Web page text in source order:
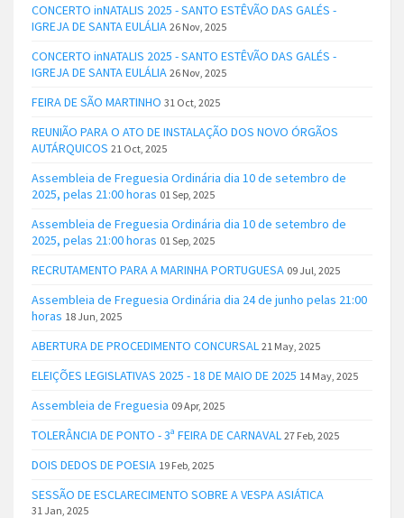
CONCERTO inNATALIS 2025 - SANTO ESTÊVÃO DAS GALÉS -
IGREJA DE SANTA EULÁLIA 26 Nov, 2025
CONCERTO inNATALIS 2025 - SANTO ESTÊVÃO DAS GALÉS -
IGREJA DE SANTA EULÁLIA 26 Nov, 2025
FEIRA DE SÃO MARTINHO 31 Oct, 2025
REUNIÃO PARA O ATO DE INSTALAÇÃO DOS NOVO ÓRGÃOS
AUTÁRQUICOS 21 Oct, 2025
Assembleia de Freguesia Ordinária dia 10 de setembro de
2025, pelas 21:00 horas 01 Sep, 2025
Assembleia de Freguesia Ordinária dia 10 de setembro de
2025, pelas 21:00 horas 01 Sep, 2025
RECRUTAMENTO PARA A MARINHA PORTUGUESA 09 Jul, 2025
Assembleia de Freguesia Ordinária dia 24 de junho pelas 21:00
horas 18 Jun, 2025
ABERTURA DE PROCEDIMENTO CONCURSAL 21 May, 2025
ELEIÇÕES LEGISLATIVAS 2025 - 18 DE MAIO DE 2025 14 May, 2025
Assembleia de Freguesia 09 Apr, 2025
TOLERÂNCIA DE PONTO - 3ª FEIRA DE CARNAVAL 27 Feb, 2025
DOIS DEDOS DE POESIA 19 Feb, 2025
SESSÃO DE ESCLARECIMENTO SOBRE A VESPA ASIÁTICA
31 Jan, 2025